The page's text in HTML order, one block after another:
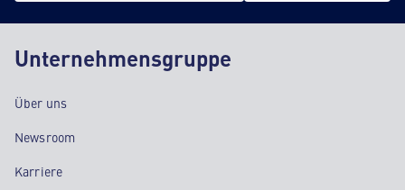
Unternehmensgruppe
Über uns
Newsroom
Karriere